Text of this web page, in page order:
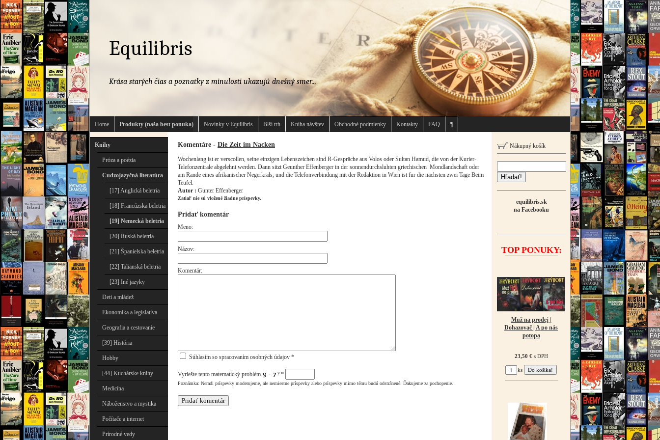
Equilibris
Krása starých čias a poznatky z minulosti ukazujú dnešný smer...
Home Produkty (naša best ponuka) Novinky v Equilibris Blší trh Kniha návštev Obchodné podmienky Kontakty FAQ ¶
Knihy
Próza a poézia
Cudzojazyčná literatúra
[17] Anglická beletria
[18] Francúzska beletria
[19] Nemecká beletria
[20] Ruská beletria
[21] Španielska beletria
[22] Talianská beletria
[23] Iné jazyky
Deti a mládež
Ekonomika a legislatíva
Geografia a cestovanie
[39] História
Hobby
[44] Kuchárske knihy
Medicína
Náboženstvo a mystika
Počítače a internet
Prírodné vedy
Komentáre - Die Zeit im Nacken
Wochenlang ist er verscollen, seine einzigen Lebenszeichen sind R-Gespräche aus Volos oder Sultan Hamud, die von der Kurier-
Telefonzentrale abgelehnt werden. Dann sitzt Geunther Effenberger in der sonnendurchsluhten griechischen Mondlandschaft oder
am Rande eines afrikanischer Negerkrals, und die Telefonverbindung mit der Redaktion in Wien ist fur die nächsten zwei Tage Beim
Teufel.
Autor : Gunter Effenberger
Zatiaľ nie sú vložené žiadne príspevky.
Pridať komentár
Meno:
Názov:
Komentár:
Súhlasím so spracovaním osobných údajov *
Vyriešte tento matematický problém - ? *
Poznámka: Neradi príspevky moderujeme, ale nemiestne príspevky alebo príspevky mimo tému budú odstránené. Ďakujeme za pochopenie.
Nákupný košík
Hľadať!
equilibris.sk
na Facebooku
TOP PONUKY:
Muž na prodej |
Dohazovač | A po nás
potopa
23,50 €s DPH
ks